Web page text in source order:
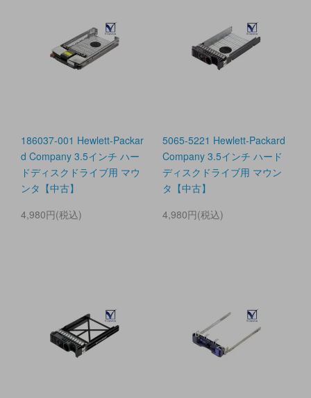
186037-001 Hewlett-Packar
d Company 3.5インチ ハー
ドディスクドライブ用 マウ
ンタ【中古】
4,980円(税込)
5065-5221 Hewlett-Packard
Company 3.5インチ ハード
ディスクドライブ用 マウン
タ【中古】
4,980円(税込)